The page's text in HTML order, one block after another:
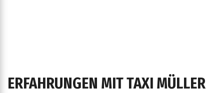
ERFAHRUNGEN MIT TAXI MÜLLER